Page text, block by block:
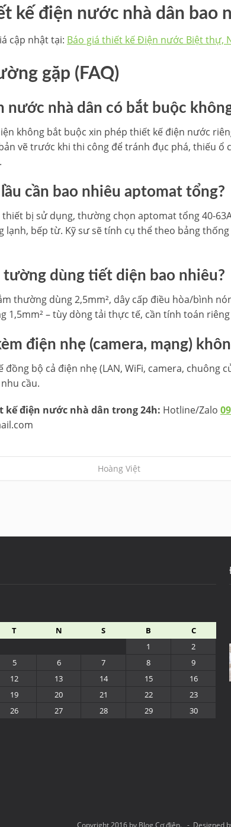
kế điện nước nhà dân bao
cập nhật tại: Báo giá thiết kế Điện nước Biệt thự,
gặp (FAQ)
nước nhà dân có bắt buộc
không bắt buộc xin phép thiết kế điện nước
vẽ trước khi thi công để tránh đục phá, thiếu ổ
cần bao nhiêu aptomat tổng?
bị sử dụng, thường chọn aptomat tổng 40-
lạnh, bếp từ. Kỹ sư sẽ tính cụ thể theo bảng
tường dùng tiết diện bao nhiêu?
thường dùng 2,5mm², dây cấp điều hòa/bình
1,5mm² – tùy dòng tải thực tế, cần tính toán
điện nhẹ (camera, mạng)
đồng bộ cả điện nhẹ (LAN, WiFi, camera, chuông
cầu.
kế điện nước nhà dân trong 24h: Hotline/Zalo
Hoàng Việt
T N S B
C
1
2
5 6 7 8
9
12 13 14 15
16
19 20 21 22
23
26 27 28 29
30